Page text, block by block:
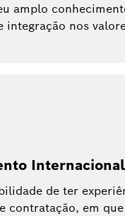
amplo
integração nos
Internacional
de ter
contratação, em